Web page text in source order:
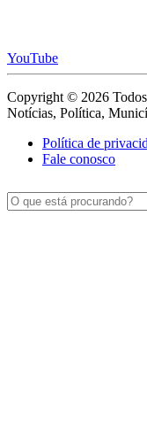
YouTube
Copyright © 2026
Notícias, Política,
Política de
Fale conosco